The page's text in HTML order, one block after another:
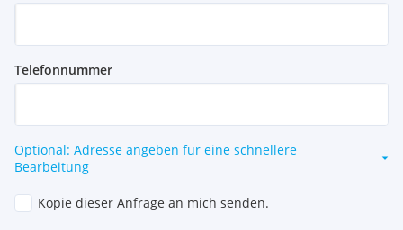
Telefonnummer
Optional: Adresse angeben für eine schnellere
Bearbeitung
Kopie dieser Anfrage an mich senden.